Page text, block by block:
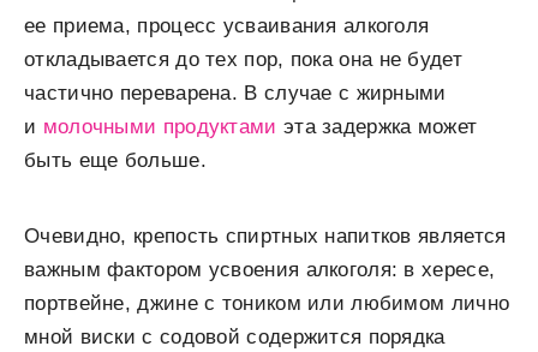
ее приема, процесс усваивания алкоголя
откладывается до тех пор, пока она не будет
частично переварена. В случае с жирными
и молочными продуктами эта задержка может
быть еще больше.
Очевидно, крепость спиртных напитков является
важным фактором усвоения алкоголя: в хересе,
портвейне, джине с тоником или любимом лично
мной виски с содовой содержится порядка